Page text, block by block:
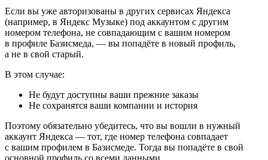
Если вы уже авторизованы в других сервисах Яндекса
(например, в Яндекс Музыке) под аккаунтом с другим
номером телефона, не совпадающим с вашим номером
в профиле Базисмеда, — вы попадёте в новый профиль,
а не в свой старый.
В этом случае:
Не будут доступны ваши прежние заказы
Не сохранятся ваши компании и история
Поэтому обязательно убедитесь, что вы вошли в нужный
аккаунт Яндекса — тот, где номер телефона совпадает
с вашим профилем в Базисмеде. Тогда вы попадёте в свой
основной профиль со всеми данными.